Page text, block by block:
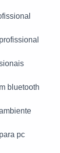
bluetooth
pc